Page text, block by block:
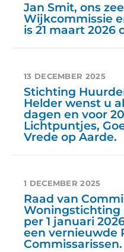
Jan Smit, ons
Wijkcommissie
is 21 maart 2026
13 DECEMBER 2025
Stichting
Helder wenst u
dagen en voor
Lichtpuntjes,
Vrede op Aarde.
1 DECEMBER 2025
Raad van
Woningstichting
per 1 januari
een vernieuwde
Commissarissen.